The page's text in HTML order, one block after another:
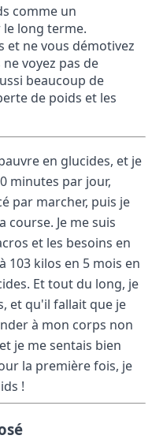
comme un
le long terme.
et ne vous démotivez
voyez pas de
beaucoup de
de poids et les
en glucides, et je
minutes par jour,
par marcher, puis je
course. Je me suis
et les besoins en
103 kilos en 5 mois en
Et tout du long, je
et qu'il fallait que je
à mon corps non
je me sentais bien
la première fois, je
!